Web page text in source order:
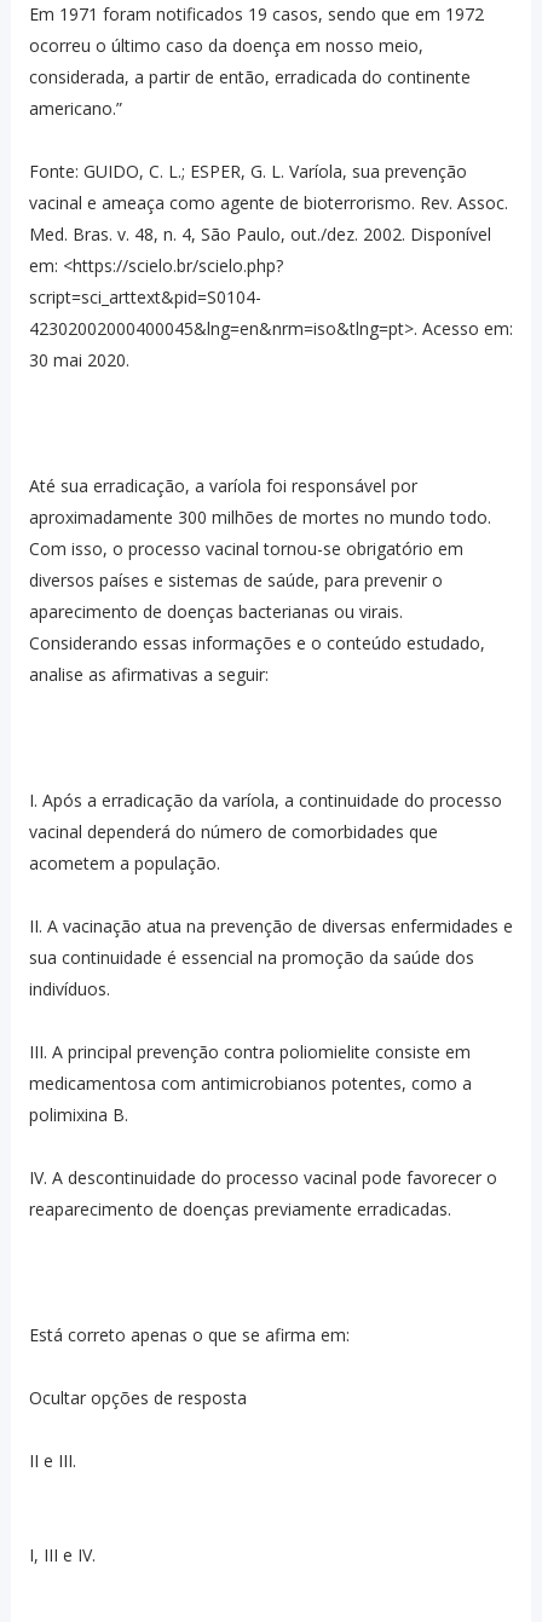
Em 1971 foram notificados 19 casos, sendo que em 1972
ocorreu o último caso da doença em nosso meio,
considerada, a partir de então, erradicada do continente
americano.”
Fonte: GUIDO, C. L.; ESPER, G. L. Varíola, sua prevenção
vacinal e ameaça como agente de bioterrorismo. Rev. Assoc.
Med. Bras. v. 48, n. 4, São Paulo, out./dez. 2002. Disponível
em: <https://scielo.br/scielo.php?
script=sci_arttext&pid=S0104-
42302002000400045&lng=en&nrm=iso&tlng=pt>. Acesso em:
30 mai 2020.
Até sua erradicação, a varíola foi responsável por
aproximadamente 300 milhões de mortes no mundo todo.
Com isso, o processo vacinal tornou-se obrigatório em
diversos países e sistemas de saúde, para prevenir o
aparecimento de doenças bacterianas ou virais.
Considerando essas informações e o conteúdo estudado,
analise as afirmativas a seguir:
I. Após a erradicação da varíola, a continuidade do processo
vacinal dependerá do número de comorbidades que
acometem a população.
II. A vacinação atua na prevenção de diversas enfermidades e
sua continuidade é essencial na promoção da saúde dos
indivíduos.
III. A principal prevenção contra poliomielite consiste em
medicamentosa com antimicrobianos potentes, como a
polimixina B.
IV. A descontinuidade do processo vacinal pode favorecer o
reaparecimento de doenças previamente erradicadas.
Está correto apenas o que se afirma em:
Ocultar opções de resposta
II e III.
I, III e IV.